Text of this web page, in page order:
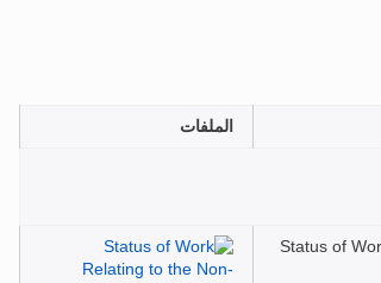
الملفات
Status of